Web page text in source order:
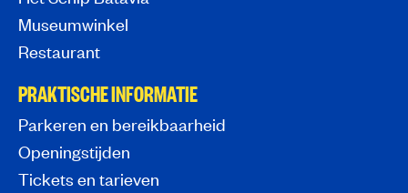
Museumwinkel
Restaurant
PRAKTISCHE INFORMATIE
Parkeren en bereikbaarheid
Openingstijden
Tickets en tarieven